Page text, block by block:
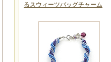
るスウィーツバッグチャーム